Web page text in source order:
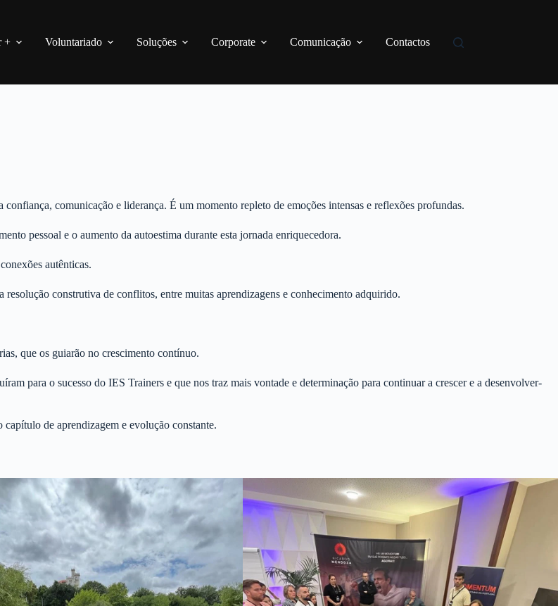
+ Voluntariado Soluções Corporate Comunicação Contactos
comunicação e liderança. É um momento repleto de emoções intensas e reflexões profundas.
pessoal e o aumento da autoestima durante esta jornada enriquecedora.
autênticas.
construtiva de conflitos, entre muitas aprendizagens e conhecimento adquirido.
que os guiarão no crescimento contínuo.
para o sucesso do IES Trainers e que nos traz mais vontade e determinação para continuar a crescer e a desenvolver-
de aprendizagem e evolução constante.